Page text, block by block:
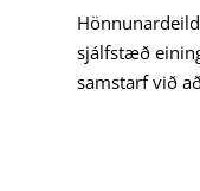
sjálfstæð
samstarf við